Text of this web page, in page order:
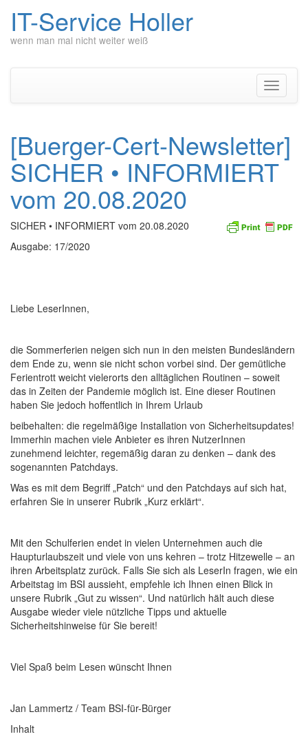
IT-Service Holler
wenn man mal nicht weiter weiß
[Buerger-Cert-Newsletter]
SICHER • INFORMIERT
vom 20.08.2020
SICHER • INFORMIERT vom 20.08.2020
Ausgabe: 17/2020
Liebe LeserInnen,
die Sommerferien neigen sich nun in den meisten Bundesländern
dem Ende zu, wenn sie nicht schon vorbei sind. Der gemütliche
Ferientrott weicht vielerorts den alltäglichen Routinen – soweit
das in Zeiten der Pandemie möglich ist. Eine dieser Routinen
haben Sie jedoch hoffentlich in Ihrem Urlaub
beibehalten: die regelmäßige Installation von Sicherheitsupdates!
Immerhin machen viele Anbieter es ihren NutzerInnen
zunehmend leichter, regemäßig daran zu denken – dank des
sogenannten Patchdays.
Was es mit dem Begriff „Patch“ und den Patchdays auf sich hat,
erfahren Sie in unserer Rubrik „Kurz erklärt“.
Mit den Schulferien endet in vielen Unternehmen auch die
Haupturlaubszeit und viele von uns kehren – trotz Hitzewelle – an
ihren Arbeitsplatz zurück. Falls Sie sich als LeserIn fragen, wie ein
Arbeitstag im BSI aussieht, empfehle ich Ihnen einen Blick in
unsere Rubrik „Gut zu wissen“. Und natürlich hält auch diese
Ausgabe wieder viele nützliche Tipps und aktuelle
Sicherheitshinweise für Sie bereit!
Viel Spaß beim Lesen wünscht Ihnen
Jan Lammertz / Team BSI-für-Bürger
Inhalt